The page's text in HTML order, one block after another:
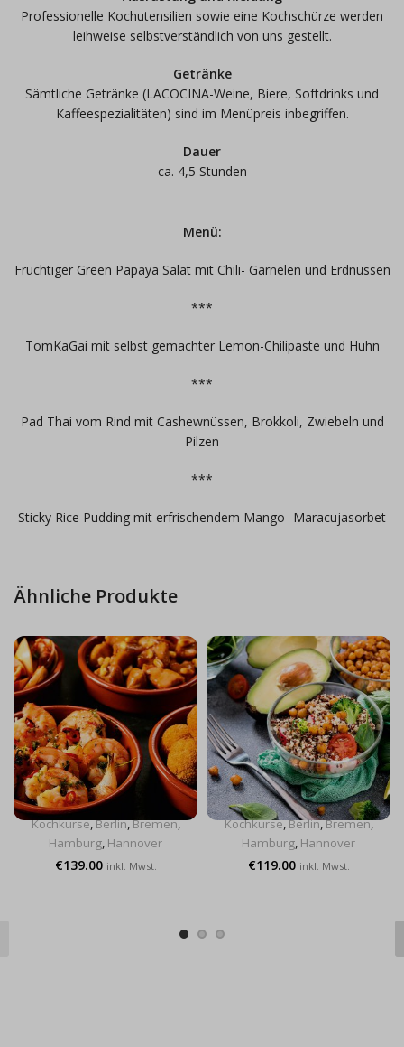
Professionelle Kochutensilien sowie eine Kochschürze werden
leihweise selbstverständlich von uns gestellt.
Getränke
Sämtliche Getränke (LACOCINA-Weine, Biere, Softdrinks und
Kaffeespezialitäten) sind im Menüpreis inbegriffen.
Dauer
ca. 4,5 Stunden
Menü:
Fruchtiger Green Papaya Salat mit Chili- Garnelen und Erdnüssen
***
TomKaGai mit selbst gemachter Lemon-Chilipaste und Huhn
***
Pad Thai vom Rind mit Cashewnüssen, Brokkoli, Zwiebeln und
Pilzen
***
Sticky Rice Pudding mit erfrischendem Mango- Maracujasorbet
Ähnliche Produkte
Tapas de
Espana
Kochkurse,Berlin,Bremen,
Hamburg, Hannover
€139.00 inkl. Mwst.
Fancy veggie
dream
Kochkurse,Berlin,Bremen,
Hamburg, Hannover
€119.00 inkl. Mwst.